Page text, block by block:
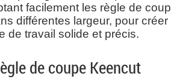
facilement les règle de
différentes largeur, pour créer
de travail solide et précis.
de coupe Keencut